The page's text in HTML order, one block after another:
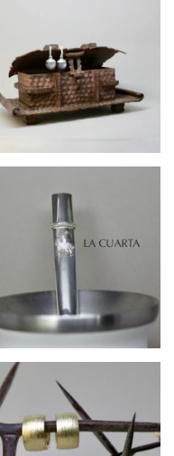
$534.360
$1.064.340